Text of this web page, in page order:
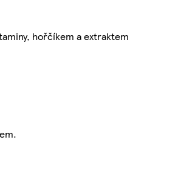
hořčíkem a extraktem